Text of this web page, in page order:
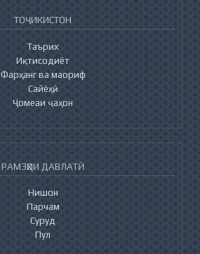
ТОҶИКИСТОН
Таърих
Иқтисодиёт
Фарҳанг ва маориф
Сайёҳӣ
Ҷомеаи ҷаҳон
РАМЗҲОИ ДАВЛАТӢ
Нишон
Парчам
Суруд
Пул